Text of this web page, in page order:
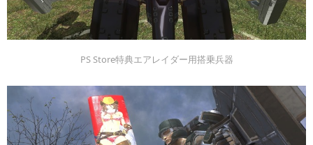
PS Store特典エアレイダー用搭乗兵器